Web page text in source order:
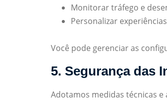
Monitorar tráfego e
Personalizar
Você pode gerenciar as
5. Segurança das
Adotamos medidas técnicas